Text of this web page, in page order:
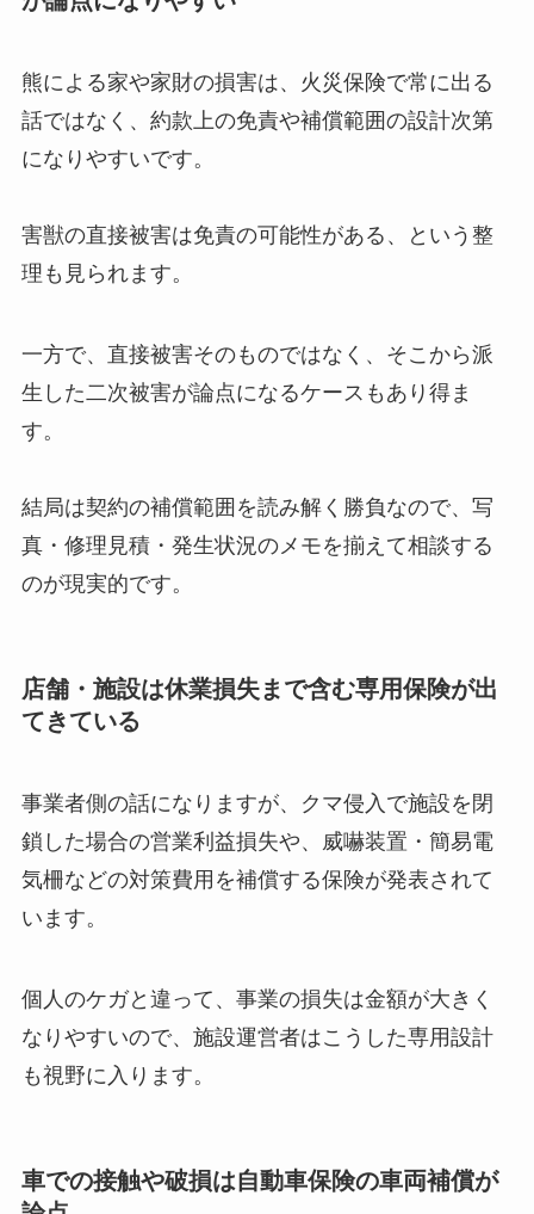
熊による家や家財の損害は、火災保険で常に出る
話ではなく、約款上の免責や補償範囲の設計次第
になりやすいです。
害獣の直接被害は免責の可能性がある、という整
理も見られます。
一方で、直接被害そのものではなく、そこから派
生した二次被害が論点になるケースもあり得ま
す。
結局は契約の補償範囲を読み解く勝負なので、写
真・修理見積・発生状況のメモを揃えて相談する
のが現実的です。
店舗・施設は休業損失まで含む専用保険が出
てきている
事業者側の話になりますが、クマ侵入で施設を閉
鎖した場合の営業利益損失や、威嚇装置・簡易電
気柵などの対策費用を補償する保険が発表されて
います。
個人のケガと違って、事業の損失は金額が大きく
なりやすいので、施設運営者はこうした専用設計
も視野に入ります。
車での接触や破損は自動車保険の車両補償が